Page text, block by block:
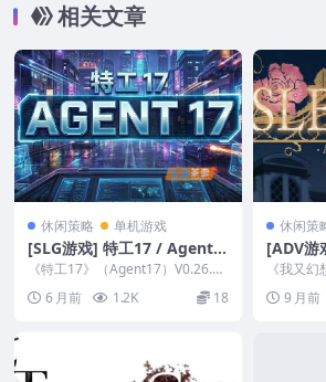
相关文章
休闲策略 单机游戏
[SLG游戏] 特工17 / Agent1
7 – 模拟经营视觉小说 PC安
卓双端 独立整合版
《特工17》（Agent17）V0.26.7
是一款由独立开发者 HEXATAIL...
6 月前 1.2K 18
休闲策
[ADV游
夜之梦
小说游
《我又
n)是一款
9 月前